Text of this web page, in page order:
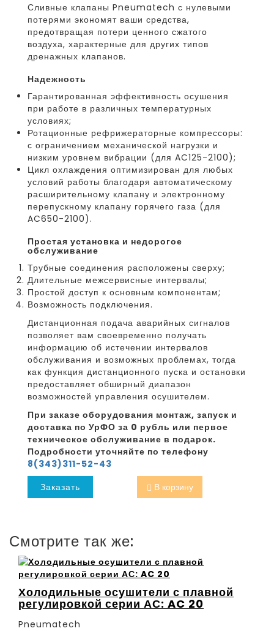
Сливные клапаны Pneumatech с нулевыми
потерями экономят ваши средства,
предотвращая потери ценного сжатого
воздуха, характерные для других типов
дренажных клапанов.
надежность
Гарантированная эффективность осушения
при работе в различных температурных
условиях;
Ротационные рефрижераторные компрессоры:
с ограничением механической нагрузки и
низким уровнем вибрации (для AC125-2100);
Цикл охлаждения оптимизирован для любых
условий работы благодаря автоматическому
расширительному клапану и электронному
перепускному клапану горячего газа (для
AC650-2100).
простая установка и недорогое
обслуживание
Трубные соединения расположены сверху;
Длительные межсервисные интервалы;
Простой доступ к основным компонентам;
Возможность подключения.
Дистанционная подача аварийных сигналов
позволяет вам своевременно получать
информацию об истечении интервалов
обслуживания и возможных проблемах, тогда
как функция дистанционного пуска и остановки
предоставляет обширный диапазон
возможностей управления осушителем.
При заказе оборудования монтаж, запуск и
доставка по УрФО за 0 рубль или первое
техническое обслуживание в подарок.
Подробности уточняйте по телефону
8(343)311-52-43
Заказать
В корзину
Смотрите так же:
Холодильные осушители с плавной
регулировкой серии АС: AC 20
Pneumatech